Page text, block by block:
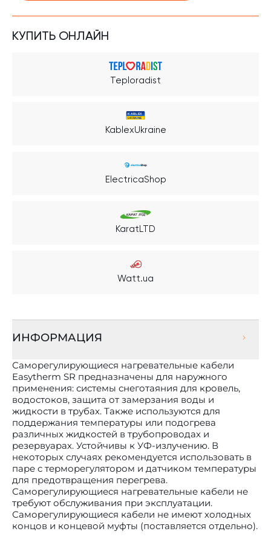
КУПИТЬ ОНЛАЙН
Teploradist
KablexUkraine
ElectricaShop
KaratLTD
Watt.ua
ИНФОРМАЦИЯ
Саморегулирующиеся нагревательные кабели
Easytherm SR предназначены для наружного
применения: системы снеготаяния для кровель,
водостоков, защита от замерзания воды и
жидкости в трубах. Также используются для
поддержания температуры или подогрева
различных жидкостей в трубопроводах и
резервуарах. Устойчивы к УФ-излучению. В
некоторых случаях рекомендуется использовать в
паре с терморегулятором и датчиком температуры
для предотвращения перегрева.
Саморегулирующиеся нагревательные кабели не
требуют обслуживания при эксплуатации.
Саморегулирующиеся кабели не имеют холодных
концов и концевой муфты (поставляется отдельно).